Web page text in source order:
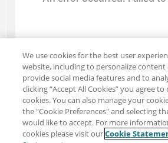
Partager : Courriel Twitter
We use cookies for the best user
website, including to personalize content
provide social media features and to
clicking “Accept All Cookies” you agree
cookies. You can also manage your
the "Cookie Preferences" and selecting
would like to accept. For more
cookies please visit ourCookie